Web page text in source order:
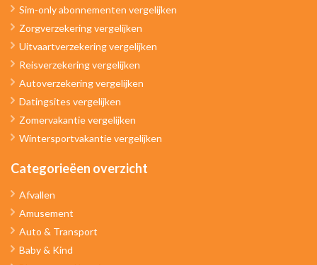
Sim-only abonnementen vergelijken
Zorgverzekering vergelijken
Uitvaartverzekering vergelijken
Reisverzekering vergelijken
Autoverzekering vergelijken
Datingsites vergelijken
Zomervakantie vergelijken
Wintersportvakantie vergelijken
Categorieëen overzicht
Afvallen
Amusement
Auto & Transport
Baby & Kind